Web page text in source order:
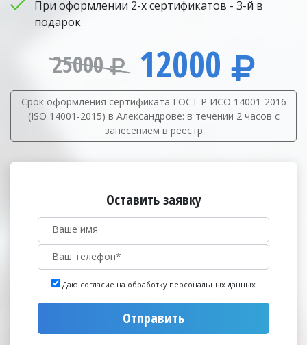
При оформлении 2-х сертификатов - 3-й в
подарок
25000 12000
Срок оформления сертификата ГОСТ Р ИСО 14001-2016
(ISO 14001-2015) в Александрове: в течении 2 часов с
занесением в реестр
Оставить заявку
Даю согласие на обработку персональных данных
Отправить